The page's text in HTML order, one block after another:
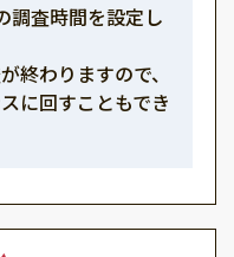
調査時間を設定し
終わりますので、
に回すこともでき